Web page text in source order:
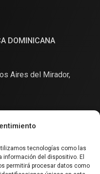
tecnologías como las
del dispositivo. El
permitirá procesar datos como
DOMINICANA
Aires del Mirador,